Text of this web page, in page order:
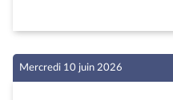
Mercredi 10 juin 2026